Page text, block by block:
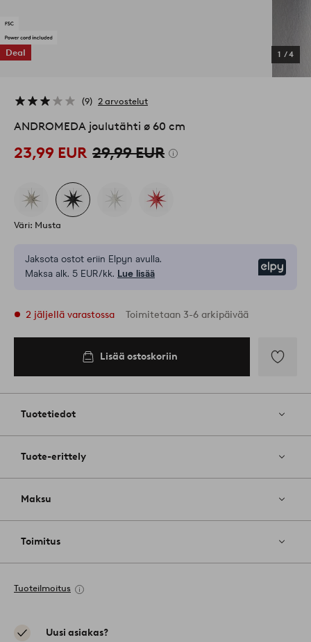
Deal 1 /4
9 2 arvostelut
ANDROMEDA joulutähti ø 60 cm
23,99 EUR 29,99 EUR
Väri: Musta
Jaksota ostot eriin Elpyn avulla.
Maksa alk. 5 EUR/kk. Lue lisää
2 jäljellä varastossa Toimitetaan 3-6 arkipäivää
Lisää ostoskoriin
Tuotetiedot
Tuote-erittely
Maksu
Toimitus
Tuoteilmoitus
Uusi asiakas?